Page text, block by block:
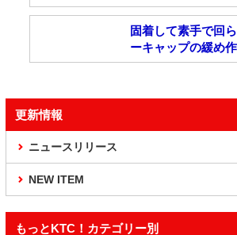
固着して素手で回
ーキャップの緩め
更新情報
ニュースリリース
NEW ITEM
もっとKTC！カテゴリー別